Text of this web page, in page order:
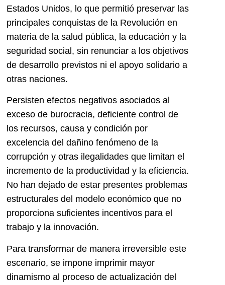
Estados Unidos, lo que permitió preservar las
principales conquistas de la Revolución en
materia de la salud pública, la educación y la
seguridad social, sin renunciar a los objetivos
de desarrollo previstos ni el apoyo solidario a
otras naciones.
Persisten efectos negativos asociados al
exceso de burocracia, deficiente control de
los recursos, causa y condición por
excelencia del dañino fenómeno de la
corrupción y otras ilegalidades que limitan el
incremento de la productividad y la eficiencia.
No han dejado de estar presentes problemas
estructurales del modelo económico que no
proporciona suficientes incentivos para el
trabajo y la innovación.
Para transformar de manera irreversible este
escenario, se impone imprimir mayor
dinamismo al proceso de actualización del